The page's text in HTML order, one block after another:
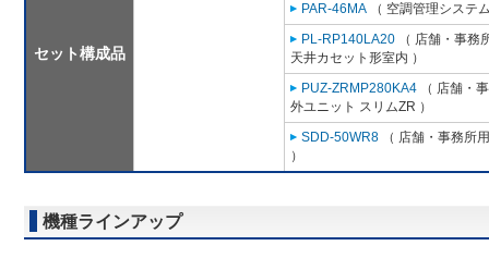
セット構成品
PAR-46MA （ 空調管理システ
PL-RP140LA20 （ 店舗・事務
天井カセット形室内 ）
PUZ-ZRMP280KA4 （ 店舗・
外ユニット スリムZR ）
SDD-50WR8 （ 店舗・事務所
）
機種ラインアップ